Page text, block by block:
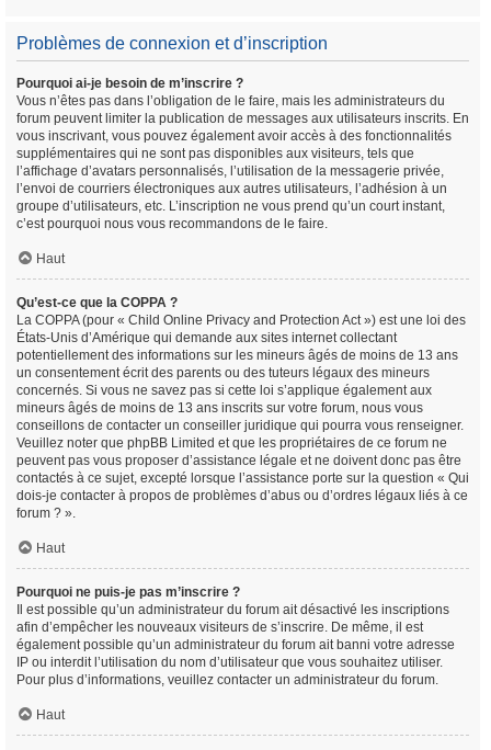
Problèmes de connexion et d’inscription
Pourquoi ai-je besoin de m’inscrire ?
Vous n’êtes pas dans l’obligation de le faire, mais les administrateurs du
forum peuvent limiter la publication de messages aux utilisateurs inscrits. En
vous inscrivant, vous pouvez également avoir accès à des fonctionnalités
supplémentaires qui ne sont pas disponibles aux visiteurs, tels que
l’affichage d’avatars personnalisés, l’utilisation de la messagerie privée,
l’envoi de courriers électroniques aux autres utilisateurs, l’adhésion à un
groupe d’utilisateurs, etc. L’inscription ne vous prend qu’un court instant,
c’est pourquoi nous vous recommandons de le faire.
Haut
Qu’est-ce que la COPPA ?
La COPPA (pour « Child Online Privacy and Protection Act ») est une loi des
États-Unis d’Amérique qui demande aux sites internet collectant
potentiellement des informations sur les mineurs âgés de moins de 13 ans
un consentement écrit des parents ou des tuteurs légaux des mineurs
concernés. Si vous ne savez pas si cette loi s’applique également aux
mineurs âgés de moins de 13 ans inscrits sur votre forum, nous vous
conseillons de contacter un conseiller juridique qui pourra vous renseigner.
Veuillez noter que phpBB Limited et que les propriétaires de ce forum ne
peuvent pas vous proposer d’assistance légale et ne doivent donc pas être
contactés à ce sujet, excepté lorsque l’assistance porte sur la question « Qui
dois-je contacter à propos de problèmes d’abus ou d’ordres légaux liés à ce
forum ? ».
Haut
Pourquoi ne puis-je pas m’inscrire ?
Il est possible qu’un administrateur du forum ait désactivé les inscriptions
afin d’empêcher les nouveaux visiteurs de s’inscrire. De même, il est
également possible qu’un administrateur du forum ait banni votre adresse
IP ou interdit l’utilisation du nom d’utilisateur que vous souhaitez utiliser.
Pour plus d’informations, veuillez contacter un administrateur du forum.
Haut